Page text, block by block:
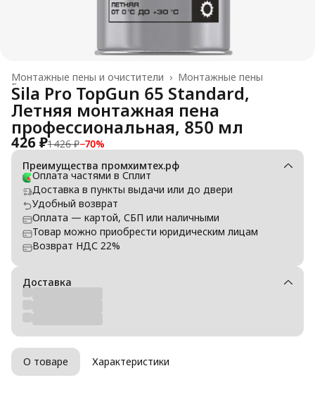
Монтажные пены
Монтажные пены и очистители ›
Главная
Sila Pro TopGun 65 Standard,
Летняя монтажная пена
профессиональная, 850 мл
426 ₽1 426 ₽−70%
Преимущества промхимтех.рф
Оплата частями в Сплит
Доставка в пункты выдачи или до двери
Удобный возврат
Оплата — картой, СБП или наличными
Товар можно приобрести юридическим лицам
Возврат НДС 22%
Доставка
О товаре Характеристики